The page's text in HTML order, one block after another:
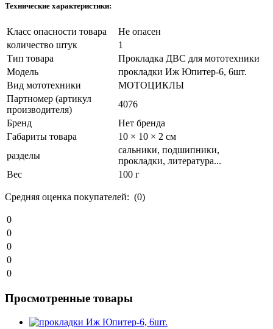
Технические характеристики:
Класс опасности товара
Не опасен
количество штук
1
Тип товара
Прокладка ДВС для мототехники
Модель
прокладки Иж Юпитер-6, 6шт.
Вид мототехники
МОТОЦИКЛЫ
Партномер (артикул
производителя)
4076
Бренд
Нет бренда
Габариты товара
10 × 10 × 2 см
разделы
сальники, подшипники,
прокладки, литература...
Вес
100 г
Средняя оценка покупателей: (0)
0
0
0
0
0
Просмотренные товары